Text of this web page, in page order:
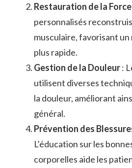
Restauration de la Force
personnalisés
musculaire, favorisant
plus rapide.
Gestion de la Douleur:
utilisent diverses
la douleur, améliorant
général.
Prévention des
L’éducation sur les
corporelles aide les